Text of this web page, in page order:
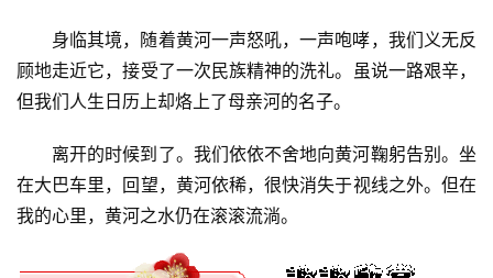
首
页
文
身临其境，随着黄河一声怒吼，一声咆哮，我们义无反
顾地走近它，接受了一次民族精神的洗礼。虽说一路艰辛，
但我们人生日历上却烙上了母亲河的名子。
离开的时候到了。我们依依不舍地向黄河鞠躬告别。坐
在大巴车里，回望，黄河依稀，很快消失于视线之外。但在
我的心里，黄河之水仍在滚滚流淌。